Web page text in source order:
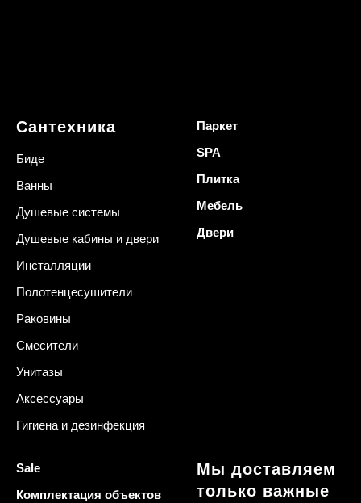
Сантехника
Биде
Ванны
Душевые системы
Душевые кабины и двери
Инсталляции
Полотенцесушители
Раковины
Смесители
Унитазы
Аксессуары
Гигиена и дезинфекция
Паркет
SPA
Плитка
Мебель
Двери
Sale
Комплектация объектов
Мы доставляем
только важные